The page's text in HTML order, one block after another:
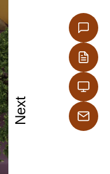
Next